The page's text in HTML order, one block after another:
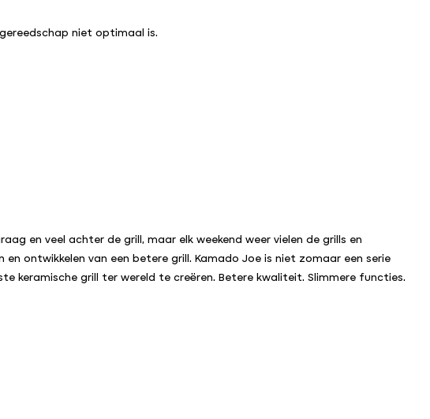
niet optimaal is.
en veel achter de grill, maar elk weekend weer vielen de grills en
ontwikkelen van een betere grill. Kamado Joe is niet zomaar een serie
keramische grill ter wereld te creëren. Betere kwaliteit. Slimmere functies.